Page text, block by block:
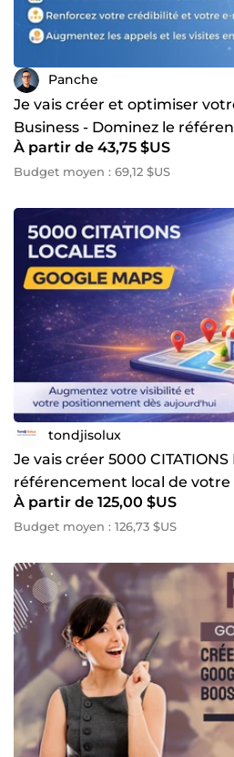
Panche
Je vais créer et optimiser
Business - Dominez le
À partir de 43,75 $US
Budget moyen : 69,12 $US
tondjisolux
Je vais créer 5000
référencement local de votre
Business
À partir de 125,00 $US
Budget moyen : 126,73 $US